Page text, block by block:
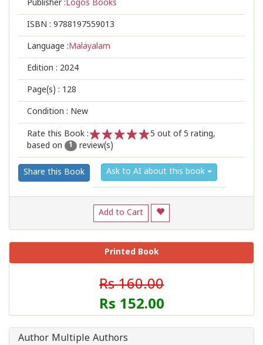
Publisher :Logos Books
ISBN : 9788197559013
Language :Malayalam
Edition : 2024
Page(s) : 128
Condition : New
Rate this Book :
2
1
5 out of 5 rating,
based on
1 review(s)
Share this Book Ask to AI about this book
Add to Cart
Printed Book
Rs 160.00
Rs 152.00
Author Multiple Authors